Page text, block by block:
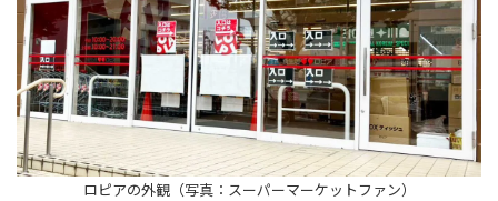
ロピアの外観（写真：スーパーマーケットファン）